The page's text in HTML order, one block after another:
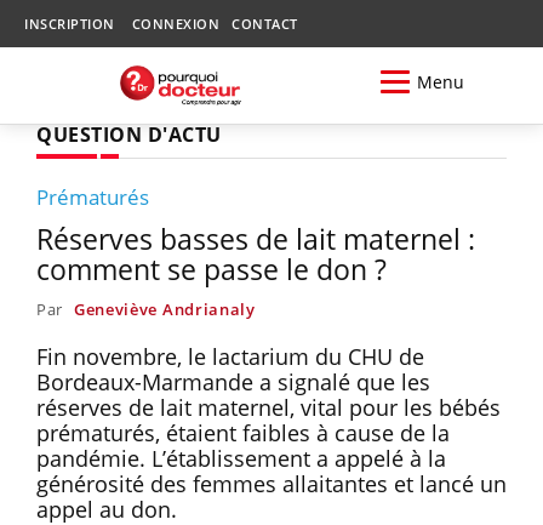
INSCRIPTION CONNEXION CONTACT
Menu
QUESTION D'ACTU
Prématurés
Réserves basses de lait maternel :
comment se passe le don ?
Par Geneviève Andrianaly
Fin novembre, le lactarium du CHU de
Bordeaux-Marmande a signalé que les
réserves de lait maternel, vital pour les bébés
prématurés, étaient faibles à cause de la
pandémie. L’établissement a appelé à la
générosité des femmes allaitantes et lancé un
appel au don.